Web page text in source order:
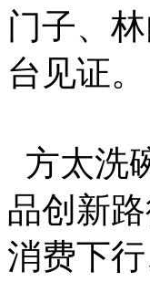
门子、
台见证。
方太洗
品创新
消费下